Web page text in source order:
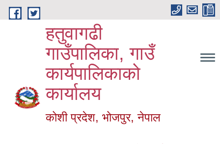
Skip to main content
हतुवागढी
गाउँपालिका, गाउँ
कार्यपालिकाको
कार्यालय
कोशी प्रदेश, भोजपुर, नेपाल